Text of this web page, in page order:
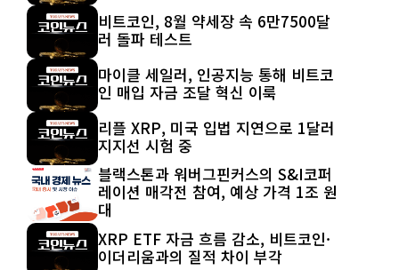
비트코인, 8월 약세장 속 6만7500달
러 돌파 테스트
마이클 세일러, 인공지능 통해 비트코
인 매입 자금 조달 혁신 이룩
리플 XRP, 미국 입법 지연으로 1달러
지지선 시험 중
블랙스톤과 워버그핀커스의 S&I코퍼
레이션 매각전 참여, 예상 가격 1조 원
대
XRP ETF 자금 흐름 감소, 비트코인·
이더리움과의 질적 차이 부각